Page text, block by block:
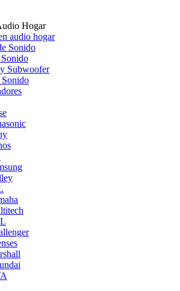
Hogar
audio hogar
Sonido
Subwoofer
Sonido